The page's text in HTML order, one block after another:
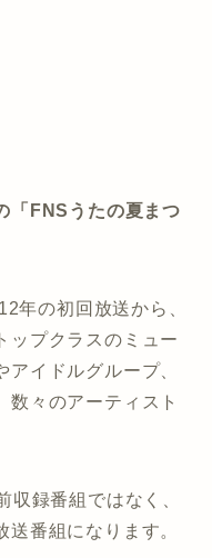
「 FNSうたの夏まつ
年の初回放送から、
ップクラスのミュー
イドルグループ、
数々のアーティスト
収録番組ではなく、
番組になります。